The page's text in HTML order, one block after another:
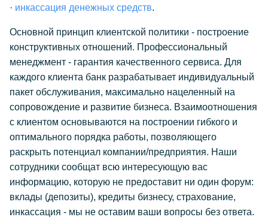
· инкассация денежных средств.
Основной принцип клиентской политики - построение
конструктивных отношений. Профессиональный
менеджмент - гарантия качественного сервиса. Для
каждого клиента банк разрабатывает индивидуальный
пакет обслуживания, максимально нацеленный на
сопровождение и развитие бизнеса. Взаимоотношения
с клиентом основываются на построении гибкого и
оптимального порядка работы, позволяющего
раскрыть потенциал компании/предприятия. Наши
сотрудники сообщат всю интересующую вас
информацию, которую не предоставит ни один форум:
вклады (депозиты), кредиты бизнесу, страхование,
инкассация - мы не оставим ваши вопросы без ответа.